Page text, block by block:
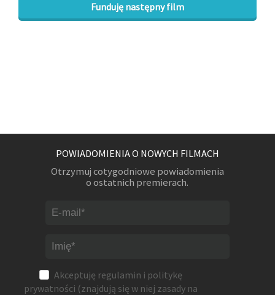
Funduję następny film
POWIADOMIENIA O NOWYCH FILMACH
Otrzymuj cotygodniowe powiadomienia
o ostatnich premierach.
Akceptuję regulamin i politykę
prywatności (znajdują się w niej zasady na